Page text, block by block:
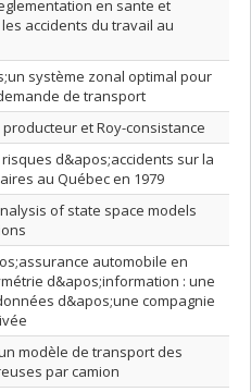
en sante et
accidents du travail au
système zonal optimal pour
de transport
et Roy-consistance
d&apos;accidents sur la
au Québec en 1979
of state space models
automobile en
d&apos;information : une
d&apos;une compagnie
modèle de transport des
par camion